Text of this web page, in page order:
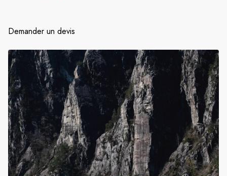
Demander un devis